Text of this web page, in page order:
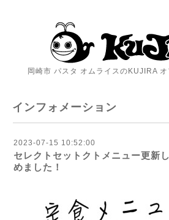
岡崎市 パスタ オムライスのKUJIRA
インフォメーション
2023-07-15 10:52:00
セレクトセットクトメニュー更新
めました！